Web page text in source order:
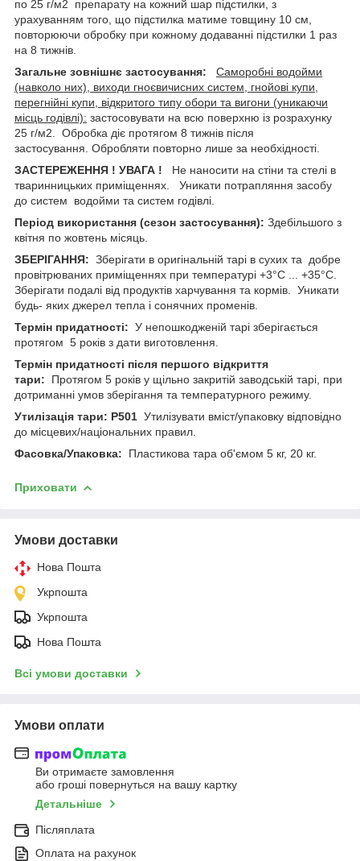
по 25 г/м2
препарату на кожний шар підстилки, з
урахуванням того, що підстилка матиме товщину 10 см,
повторюючи обробку при кожному додаванні підстилки 1 раз
на 8 тижнів.
Загальне зовнішнє застосування:
Саморобні водойми
(навколо них), виходи гноєвичисних систем, гнойові купи,
перегнійні купи, відкритого типу обори та вигони (уникаючи
місць годівлі): застосовувати на всю поверхню із розрахунку
25 г/м2 . Обробка діє протягом 8 тижнів після
застосування. Обробляти повторно лише за необхідності.
ЗАСТЕРЕЖЕННЯ ! УВАГА ! Не наносити на стіни та стелі в
тваринницьких приміщеннях. Уникати потрапляння засобу
до систем водойми та систем годівлі.
Період використання (сезон застосування): Здебільшого з
квітня по жовтень місяць.
ЗБЕРІГАННЯ: Зберігати в оригінальній тарі в сухих та добре
провітрюваних приміщеннях при температурі +3°С ... +35°С.
Зберігати подалі від продуктів харчування та кормів. Уникати
будь- яких джерел тепла і сонячних променів.
Термін придатності: У непошкодженій тарі зберігається
протягом 5 років з дати виготовлення.
Термін придатності після першого відкриття
тари:
Протягом 5 років у щільно закритій заводській тарі, при
дотриманні умов зберігання та температурного режиму.
Утилізація тари: P501 Утилізувати вміст/упаковку відповідно
до місцевих/національних правил.
Фасовка/Упаковка:
Пластикова тара об'ємом 5 кг, 20 кг.
Приховати
Умови доставки
Нова Пошта
Укрпошта
Укрпошта
Нова Пошта
Всі умови доставки
Умови оплати
Ви отримаєте замовлення
або гроші повернуться на вашу картку
Детальніше
Післяплата
Оплата на рахунок